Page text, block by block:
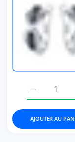
Augmenter
AJOUTER AU